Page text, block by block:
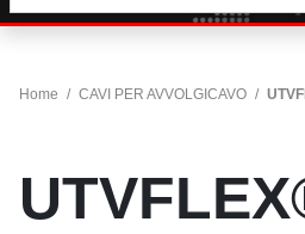
NEWS E
Home / CAVI PER AVVOLGICAVO /